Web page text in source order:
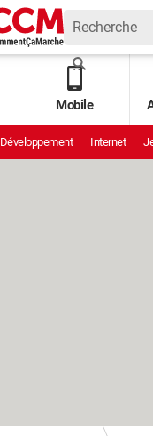
Mobile
Développement Internet